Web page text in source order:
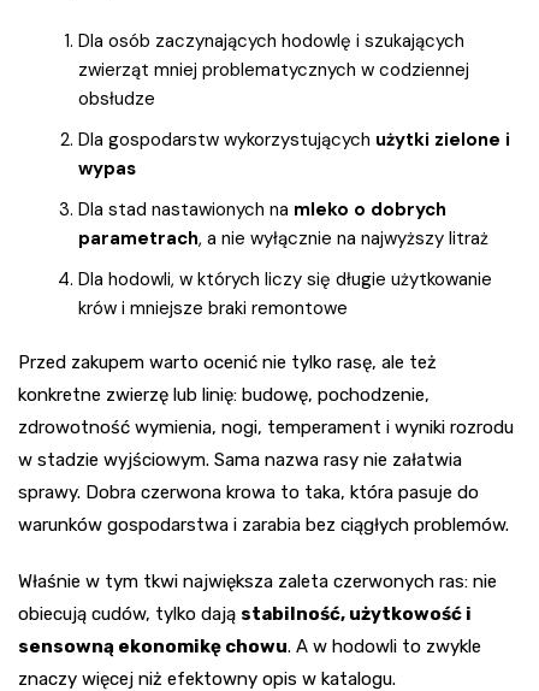
Dla osób zaczynających hodowlę i szukających
zwierząt mniej problematycznych w codziennej
obsłudze
Dla gospodarstw wykorzystujących użytki zielone i
wypas
Dla stad nastawionych na mleko o dobrych
parametrach, a nie wyłącznie na najwyższy litraż
Dla hodowli, w których liczy się długie użytkowanie
krów i mniejsze braki remontowe
Przed zakupem warto ocenić nie tylko rasę, ale też
konkretne zwierzę lub linię: budowę, pochodzenie,
zdrowotność wymienia, nogi, temperament i wyniki rozrodu
w stadzie wyjściowym. Sama nazwa rasy nie załatwia
sprawy. Dobra czerwona krowa to taka, która pasuje do
warunków gospodarstwa i zarabia bez ciągłych problemów.
Właśnie w tym tkwi największa zaleta czerwonych ras: nie
obiecują cudów, tylko dają stabilność, użytkowość i
sensowną ekonomikę chowu. A w hodowli to zwykle
znaczy więcej niż efektowny opis w katalogu.